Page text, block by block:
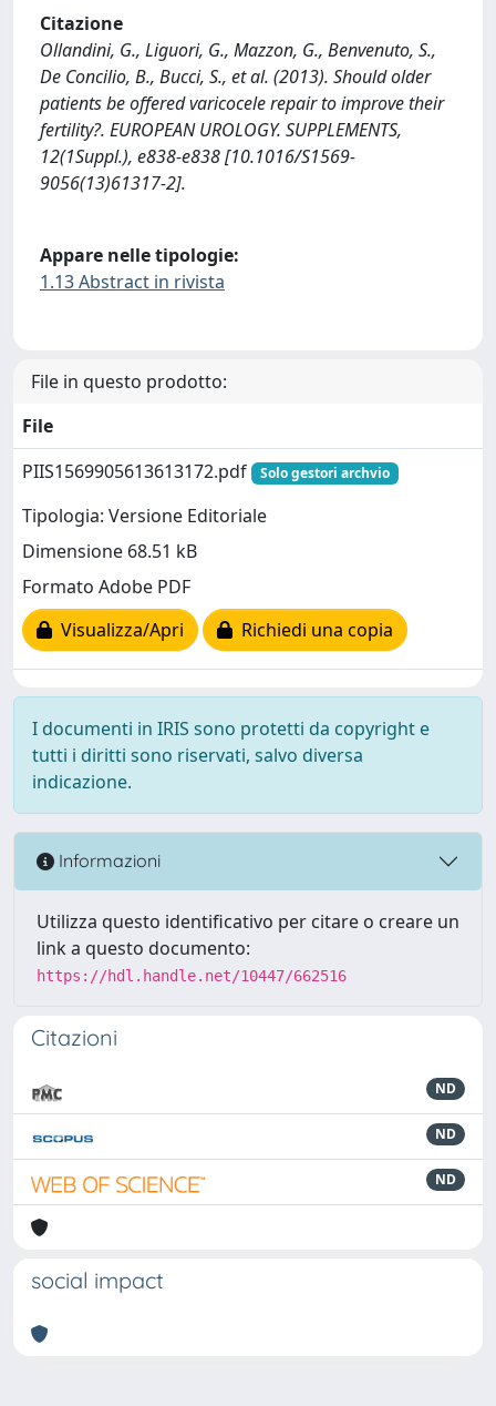
Citazione
Ollandini, G., Liguori, G., Mazzon, G., Benvenuto, S.,
De Concilio, B., Bucci, S., et al. (2013). Should older
patients be offered varicocele repair to improve their
fertility?. EUROPEAN UROLOGY. SUPPLEMENTS,
12(1Suppl.), e838-e838 [10.1016/S1569-
9056(13)61317-2].
Appare nelle tipologie:
1.13 Abstract in rivista
File in questo prodotto:
File
PIIS1569905613613172.pdf
Solo gestori archvio
Tipologia: Versione Editoriale
Dimensione 68.51 kB
Formato Adobe PDF
Visualizza/Apri
Richiedi una copia
I documenti in IRIS sono protetti da copyright e
tutti i diritti sono riservati, salvo diversa
indicazione.
Informazioni
Utilizza questo identificativo per citare o creare un
link a questo documento:
https://hdl.handle.net/10447/662516
Citazioni
ND
ND
ND
social impact